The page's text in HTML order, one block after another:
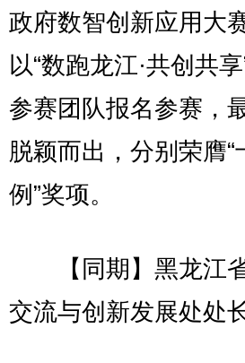
政府数智创新应用大
以“数跑龙江·共创共
参赛团队报名参赛，
脱颖而出，分别荣膺“
例”奖项。
【同期】黑龙江省
交流与创新发展处处